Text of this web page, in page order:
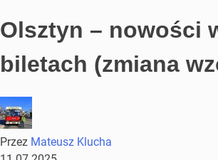
Olsztyn – nowości
biletach (zmiana
Przez Mateusz Klucha